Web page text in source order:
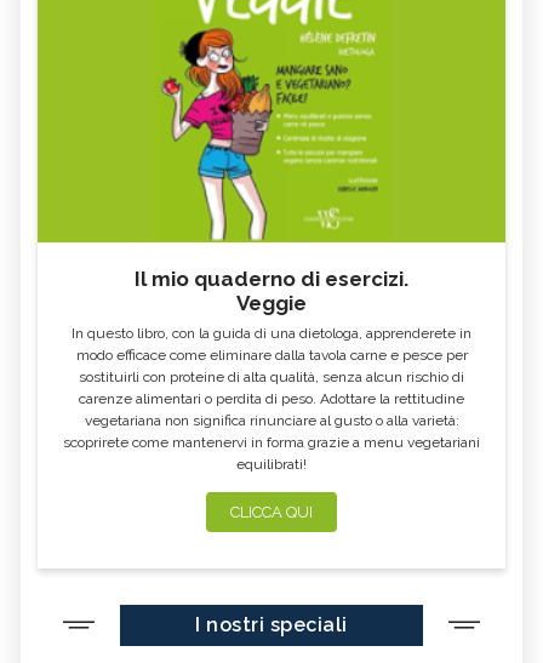
Il mio quaderno di esercizi.
Veggie
In questo libro, con la guida di una dietologa, apprenderete in
modo efficace come eliminare dalla tavola carne e pesce per
sostituirli con proteine di alta qualità, senza alcun rischio di
carenze alimentari o perdita di peso. Adottare la rettitudine
vegetariana non significa rinunciare al gusto o alla varietà:
scoprirete come mantenervi in forma grazie a menu vegetariani
equilibrati!
CLICCA QUI
I nostri speciali